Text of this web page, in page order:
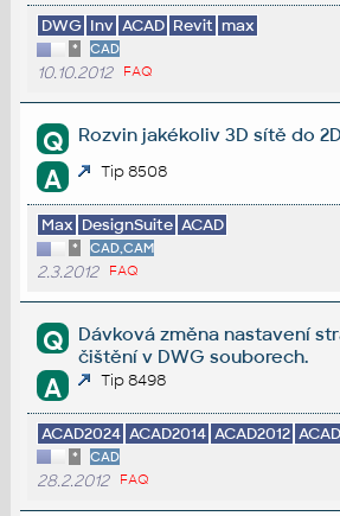
DWG Inv ACAD Revit max
* CAD
10.10.2012 FAQ
Q Rozvin jakékoliv 3D sítě do
A Tip 8508
Max DesignSuite ACAD
* CAD,CAM
2.3.2012 FAQ
Q
Dávková změna nastavení
čištění v DWG souborech.
A Tip 8498
ACAD2024 ACAD2014 ACAD2012 ACAD
* CAD
28.2.2012 FAQ